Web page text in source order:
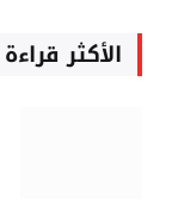
الأكثر قراءة